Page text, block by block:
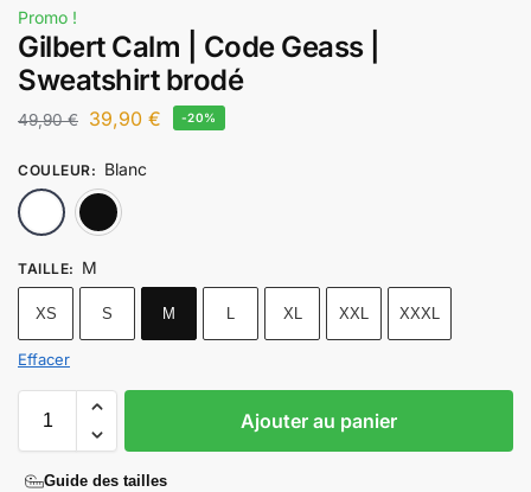
Promo !
Gilbert Calm | Code Geass |
Sweatshirt brodé
49,90€ 39,90 € -20%
COULEUR: Blanc
TAILLE: M
XS S M L XL XXL XXXL
Effacer
Ajouter au panier
Guide des tailles